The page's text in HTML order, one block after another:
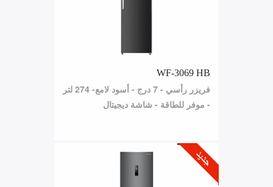
WF-3069 HB
فريزر رأسي - 7 درج - أسود لامع- 274 لتر
- موفر للطاقة - شاشة ديجيتال